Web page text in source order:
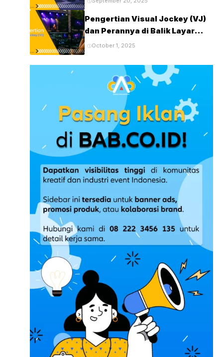
Pengertian Visual Jockey (VJ)
dan Perannya di Balik Layar
Panggung Digital
October 1, 2025